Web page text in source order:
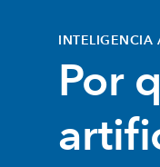
INTELIGENCIA
Por